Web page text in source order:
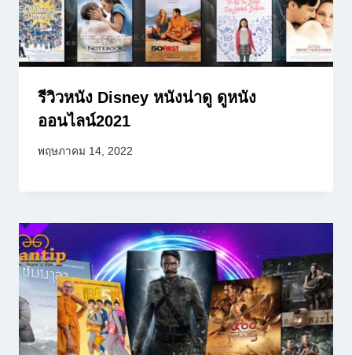
รีวิวหนัง Disney หนังน่าดู ดูหนัง
ออนไลน์2021
พฤษภาคม 14, 2022